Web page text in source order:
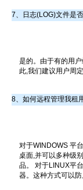
7、日志(LOG)文件是
是的。由于有的用
此,我们建议用户周
8、如何远程管理我租
对于WINDOWS 平
桌面,并可以多种级
品。 对于LINUX平
器。这种方式可以